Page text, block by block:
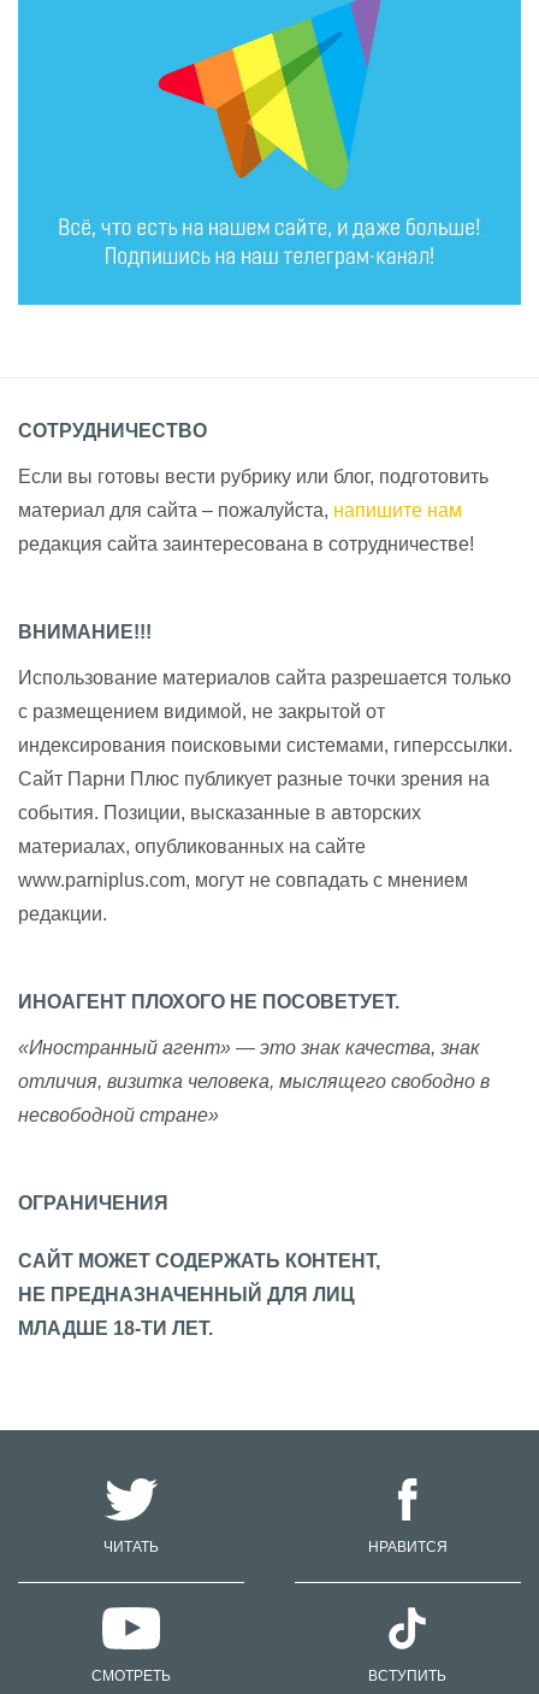
СОТРУДНИЧЕСТВО
Если вы готовы вести рубрику или блог, подготовить
материал для сайта – пожалуйста, напишите нам
редакция сайта заинтересована в сотрудничестве!
ВНИМАНИЕ!!!
Использование материалов сайта разрешается только
с размещением видимой, не закрытой от
индексирования поисковыми системами, гиперссылки.
Сайт Парни Плюс публикует разные точки зрения на
события. Позиции, высказанные в авторских
материалах, опубликованных на сайте
www.parniplus.com, могут не совпадать с мнением
редакции.
ИНОАГЕНТ ПЛОХОГО НЕ ПОСОВЕТУЕТ.
«Иностранный агент» — это знак качества, знак
отличия, визитка человека, мыслящего свободно в
несвободной стране»
ОГРАНИЧЕНИЯ
САЙТ МОЖЕТ СОДЕРЖАТЬ КОНТЕНТ,
НЕ ПРЕДНАЗНАЧЕННЫЙ ДЛЯ ЛИЦ
МЛАДШЕ 18-ТИ ЛЕТ.
ЧИТАТЬ НРАВИТСЯ
СМОТРЕТЬ ВСТУПИТЬ